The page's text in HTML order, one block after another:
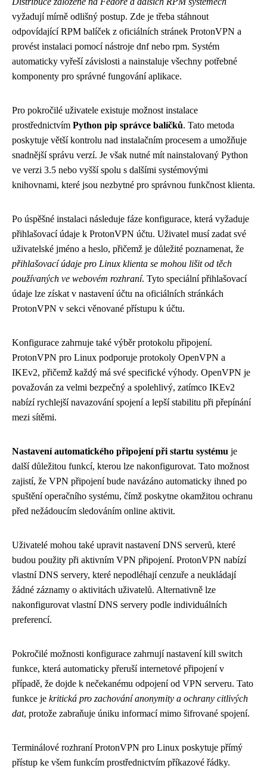
vyžadují mírně odlišný postup. Zde je třeba stáhnout
odpovídající RPM balíček z oficiálních stránek ProtonVPN a
provést instalaci pomocí nástroje dnf nebo rpm. Systém
automaticky vyřeší závislosti a nainstaluje všechny potřebné
komponenty pro správné fungování aplikace.
Pro pokročilé uživatele existuje možnost instalace
prostřednictvím Python pip správce balíčků. Tato metoda
poskytuje větší kontrolu nad instalačním procesem a umožňuje
snadnější správu verzí. Je však nutné mít nainstalovaný Python
ve verzi 3.5 nebo vyšší spolu s dalšími systémovými
knihovnami, které jsou nezbytné pro správnou funkčnost klienta.
Po úspěšné instalaci následuje fáze konfigurace, která vyžaduje
přihlašovací údaje k ProtonVPN účtu. Uživatel musí zadat své
uživatelské jméno a heslo, přičemž je důležité poznamenat, že
přihlašovací údaje pro Linux klienta se mohou lišit od těch
používaných ve webovém rozhraní. Tyto speciální přihlašovací
údaje lze získat v nastavení účtu na oficiálních stránkách
ProtonVPN v sekci věnované přístupu k účtu.
Konfigurace zahrnuje také výběr protokolu připojení.
ProtonVPN pro Linux podporuje protokoly OpenVPN a
IKEv2, přičemž každý má své specifické výhody. OpenVPN je
považován za velmi bezpečný a spolehlivý, zatímco IKEv2
nabízí rychlejší navazování spojení a lepší stabilitu při přepínání
mezi sítěmi.
Nastavení automatického připojení při startu systému je
další důležitou funkcí, kterou lze nakonfigurovat. Tato možnost
zajistí, že VPN připojení bude navázáno automaticky ihned po
spuštění operačního systému, čímž poskytne okamžitou ochranu
před nežádoucím sledováním online aktivit.
Uživatelé mohou také upravit nastavení DNS serverů, které
budou použity při aktivním VPN připojení. ProtonVPN nabízí
vlastní DNS servery, které nepodléhají cenzuře a neukládají
žádné záznamy o aktivitách uživatelů. Alternativně lze
nakonfigurovat vlastní DNS servery podle individuálních
preferencí.
Pokročilé možnosti konfigurace zahrnují nastavení kill switch
funkce, která automaticky přeruší internetové připojení v
případě, že dojde k nečekanému odpojení od VPN serveru. Tato
funkce je kritická pro zachování anonymity a ochrany citlivých
dat, protože zabraňuje úniku informací mimo šifrované spojení.
Terminálové rozhraní ProtonVPN pro Linux poskytuje přímý
přístup ke všem funkcím prostřednictvím příkazové řádky.